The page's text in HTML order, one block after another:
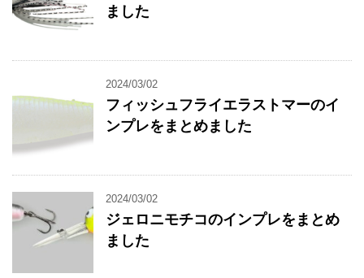
ました
2024/03/02
フィッシュフライエラストマーのイ
ンプレをまとめました
2024/03/02
ジェロニモチコのインプレをまとめ
ました